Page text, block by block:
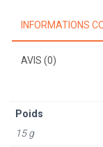
INFORMATIONS
AVIS (0)
Poids
15 g